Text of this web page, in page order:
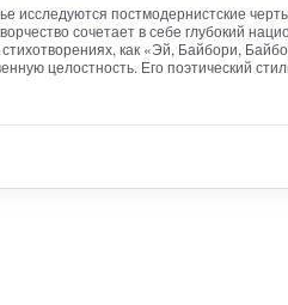
исследуются постмодернистские
сочетает в себе глубокий
стихотворениях, как «Эй, Байбори,
целостность. Его поэтический